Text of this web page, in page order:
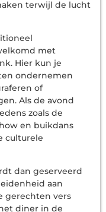
terwijl de lucht
met
Hier kun je
ondernemen
of
Als de avond
zoals de
en buikdans
culturele
dan geserveerd
aan
gerechten vers
diner in de